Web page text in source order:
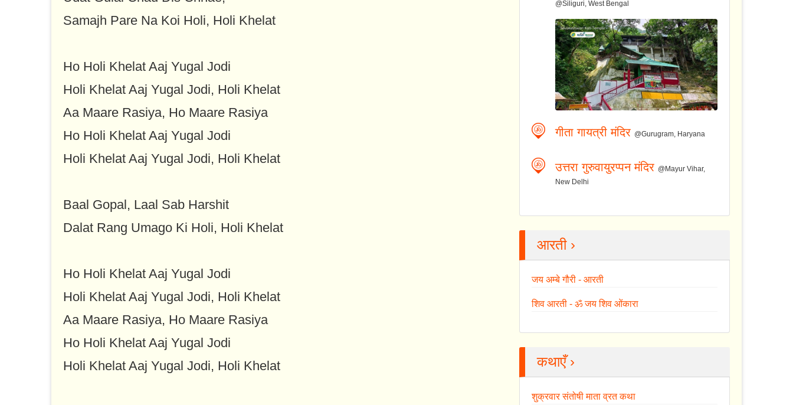
Samajh Pare Na Koi Holi, Holi Khelat
Ho Holi Khelat Aaj Yugal Jodi
Holi Khelat Aaj Yugal Jodi, Holi Khelat
Aa Maare Rasiya, Ho Maare Rasiya
Ho Holi Khelat Aaj Yugal Jodi
Holi Khelat Aaj Yugal Jodi, Holi Khelat
Baal Gopal, Laal Sab Harshit
Dalat Rang Umago Ki Holi, Holi Khelat
Ho Holi Khelat Aaj Yugal Jodi
Holi Khelat Aaj Yugal Jodi, Holi Khelat
Aa Maare Rasiya, Ho Maare Rasiya
Ho Holi Khelat Aaj Yugal Jodi
Holi Khelat Aaj Yugal Jodi, Holi Khelat
@Siliguri, West Bengal
गीता गायत्री मंदिर @Gurugram, Haryana
उत्तरा गुरुवायुरप्पन मंदिर @Mayur Vihar,
New Delhi
आरती ›
जय अम्बे गौरी - आरती
शिव आरती - ॐ जय शिव ओंकारा
कथाएँ ›
शुक्रवार संतोषी माता व्रत कथा